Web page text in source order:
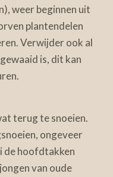
weer beginnen uit
plantendelen
Verwijder ook al
is, dit kan
terug te snoeien.
ongeveer
de hoofdtakken
van oude